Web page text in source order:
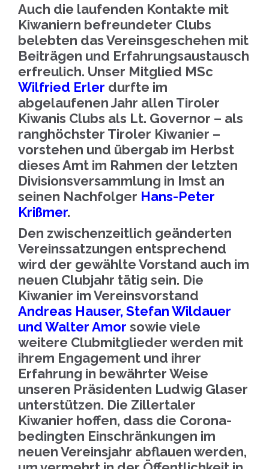
Auch die laufenden Kontakte mit
Kiwaniern befreundeter Clubs
belebten das Vereinsgeschehen mit
Beiträgen und Erfahrungsaustausch
erfreulich. Unser Mitglied MSc
Wilfried Erler durfte im
abgelaufenen Jahr allen Tiroler
Kiwanis Clubs als Lt. Governor – als
ranghöchster Tiroler Kiwanier –
vorstehen und übergab im Herbst
dieses Amt im Rahmen der letzten
Divisionsversammlung in Imst an
seinen Nachfolger Hans-Peter
Krißmer.
Den zwischenzeitlich geänderten
Vereinssatzungen entsprechend
wird der gewählte Vorstand auch im
neuen Clubjahr tätig sein. Die
Kiwanier im Vereinsvorstand
Andreas Hauser, Stefan Wildauer
und Walter Amor sowie viele
weitere Clubmitglieder werden mit
ihrem Engagement und ihrer
Erfahrung in bewährter Weise
unseren Präsidenten Ludwig Glaser
unterstützen. Die Zillertaler
Kiwanier hoffen, dass die Corona-
bedingten Einschränkungen im
neuen Vereinsjahr abflauen werden,